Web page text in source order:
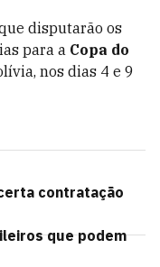
disputarão os
para a Copa do
nos dias 4 e 9
contratação
que podem